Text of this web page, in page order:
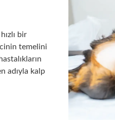
bir
temelini
adıyla kalp